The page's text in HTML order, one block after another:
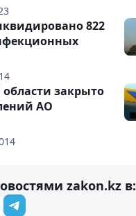
822
закрыто
АО
zakon.kz в: